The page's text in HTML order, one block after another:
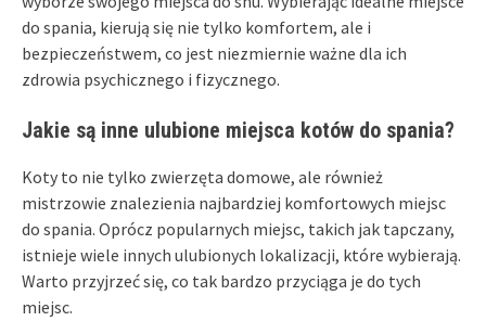
do spania, kierują się nie tylko komfortem, ale i
bezpieczeństwem, co jest niezmiernie ważne dla ich
zdrowia psychicznego i fizycznego.
Jakie są inne ulubione miejsca kotów do spania?
Koty to nie tylko zwierzęta domowe, ale również
mistrzowie znalezienia najbardziej komfortowych miejsc
do spania. Oprócz popularnych miejsc, takich jak tapczany,
istnieje wiele innych ulubionych lokalizacji, które wybierają.
Warto przyjrzeć się, co tak bardzo przyciąga je do tych
miejsc.